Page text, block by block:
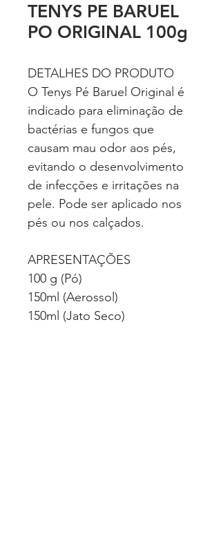
TENYS PE BARUEL
PO ORIGINAL 100g
DETALHES DO PRODUTO
O Tenys Pé Baruel Original é
indicado para eliminação de
bactérias e fungos que
causam mau odor aos pés,
evitando o desenvolvimento
de infecções e irritações na
pele. Pode ser aplicado nos
pés ou nos calçados.
APRESENTAÇÕES
100 g (Pó)
150ml (Aerossol)
150ml (Jato Seco)